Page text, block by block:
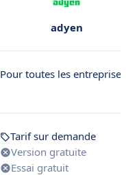
adyen
Pour toutes les entreprises
Tarif sur demande
Version gratuite
Essai gratuit